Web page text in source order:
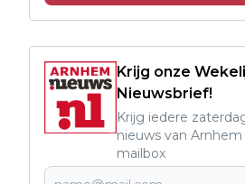
Krijg onze
Nieuwsbrief!
Krijg iedere
nieuws van
mailbox